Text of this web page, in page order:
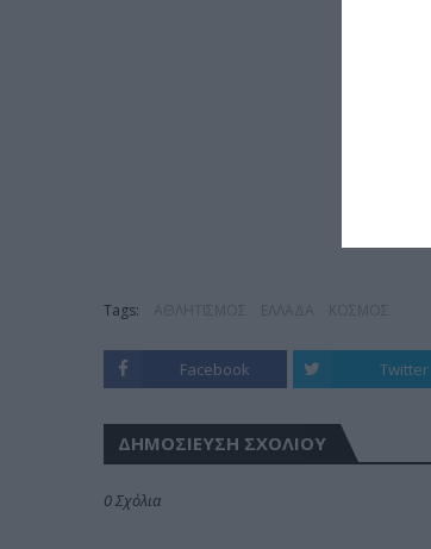
Tags:
Facebook Twitter
ΔΗΜΟΣΊΕΥΣΗ ΣΧΟΛΊΟΥ
0 Σχόλια